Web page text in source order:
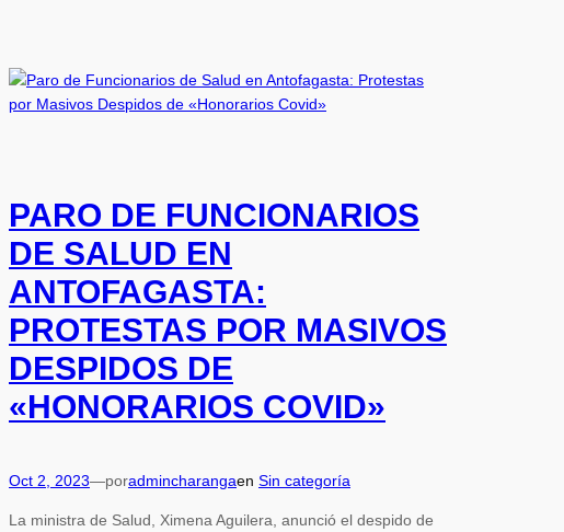
PARO DE FUNCIONARIOS
DE SALUD EN
ANTOFAGASTA:
PROTESTAS POR MASIVOS
DESPIDOS DE
«HONORARIOS COVID»
Oct 2, 2023—poradmincharangaen Sin categoría
La ministra de Salud, Ximena Aguilera, anunció el despido de